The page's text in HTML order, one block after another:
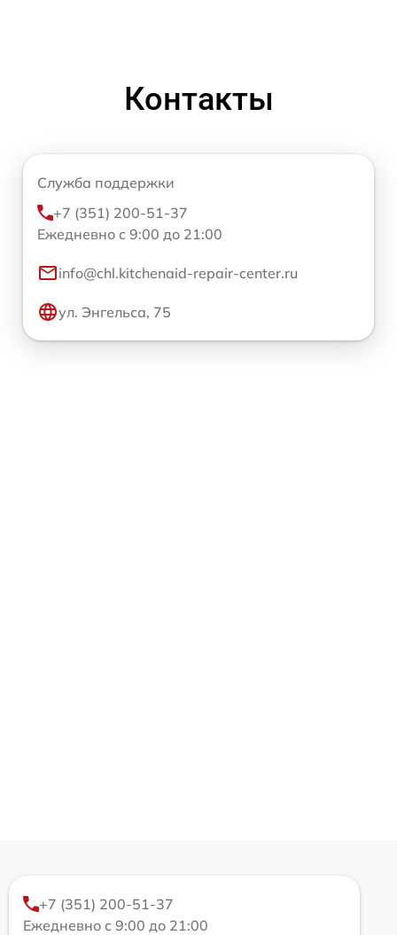
Контакты
Служба поддержки
+7 (351) 200-51-37
Ежедневно с 9:00 до 21:00
info@chl.kitchenaid-repair-center.ru
ул. Энгельса, 75
+7 (351) 200-51-37
Ежедневно с 9:00 до 21:00